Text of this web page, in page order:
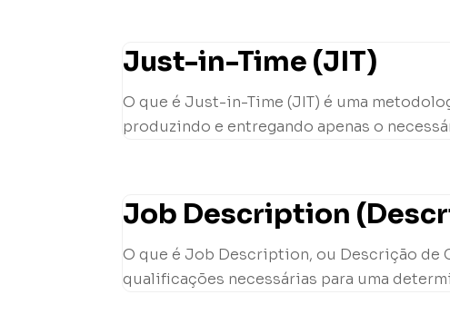
Just-in-Time (JIT)
O que é Just-in-Time (JIT) é uma
produzindo e entregando apenas o
Job Description
O que é Job Description, ou Descrição de
qualificações necessárias para uma